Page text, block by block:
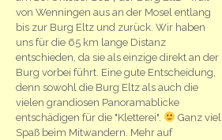
von Wenningen aus an der Mosel entlang
bis zur Burg Eltz und zurück. Wir haben
uns für die 65 km lange Distanz
entschieden, da sie als einzige direkt an der
Burg vorbei führt. Eine gute Entscheidung,
denn sowohl die Burg Eltz als auch die
vielen grandiosen Panoramablicke
entschädigen für die "Kletterei".
Ganz viel
Spaß beim Mitwandern. Mehr auf